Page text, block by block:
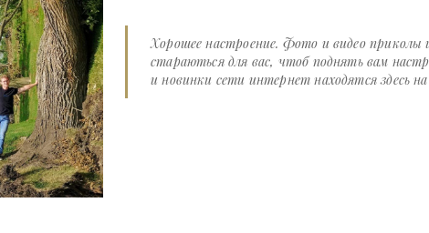
Хорошее настроение. Фото и видео
стараються для вас, чтоб поднять вам
и новинки сети интернет находятся здесь